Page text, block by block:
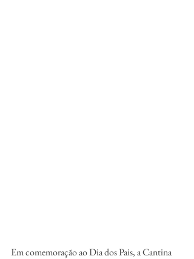
Em comemoração ao Dia dos Pais, a Cantina